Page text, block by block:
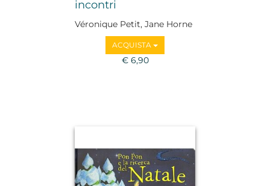
incontri
Véronique Petit, Jane Horne
ACQUISTA
€ 6,90